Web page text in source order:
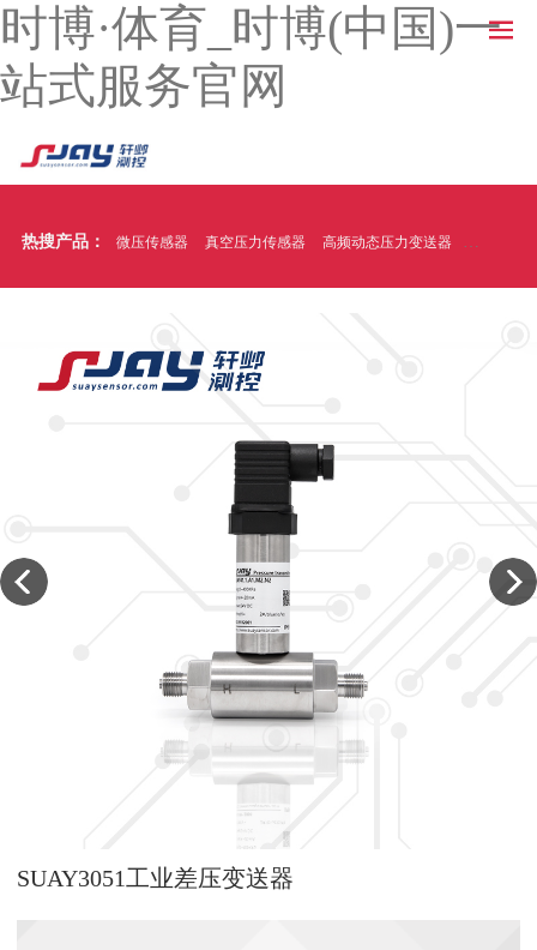
时博·体育_时博(中国)一
站式服务官网
热搜产品： 微压传感器 真空压力传感器 高频动态压力变送器 温压一体
SUAY3051工业差压变送器